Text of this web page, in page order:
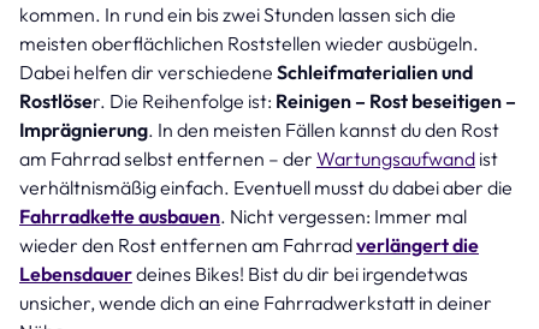
kommen. In rund ein bis zwei Stunden lassen sich die
meisten oberflächlichen Roststellen wieder ausbügeln.
Dabei helfen dir verschiedene Schleifmaterialien und
Rostlöser. Die Reihenfolge ist: Reinigen – Rost beseitigen –
Imprägnierung. In den meisten Fällen kannst du den Rost
am Fahrrad selbst entfernen – der Wartungsaufwand ist
verhältnismäßig einfach. Eventuell musst du dabei aber die
Fahrradkette ausbauen. Nicht vergessen: Immer mal
wieder den Rost entfernen am Fahrradverlängert die
Lebensdauerdeines Bikes! Bist du dir bei irgendetwas
unsicher, wende dich an eine Fahrradwerkstatt in deiner